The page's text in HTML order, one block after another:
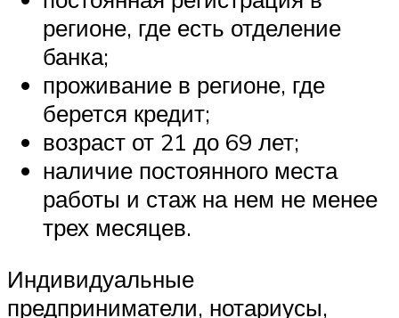
регионе, где есть отделение
банка;
проживание в регионе, где
берется кредит;
возраст от 21 до 69 лет;
наличие постоянного места
работы и стаж на нем не менее
трех месяцев.
Индивидуальные
предприниматели, нотариусы,